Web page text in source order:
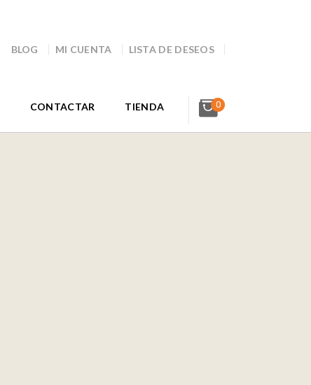
BLOG MI CUENTA LISTA DE DESEOS
CONTACTAR TIENDA 0